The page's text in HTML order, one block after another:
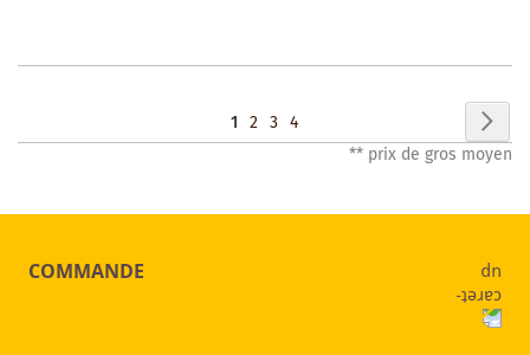
SOUHAITS
Page
Vous
1 Page
2 Page
3 Page
4
** prix de gros moyen
COMMANDE